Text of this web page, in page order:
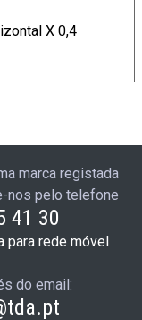
X 0,4
marca registada
nos pelo telefone
41 30
para rede móvel
do email: